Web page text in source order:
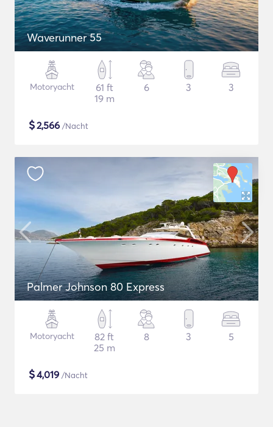
Waverunner 55
Motoryacht
61 ft
19 m
6 3 3
$2,566 /Nacht
Palmer Johnson 80 Express
Motoryacht
82 ft
25 m
8 3 5
$4,019 /Nacht